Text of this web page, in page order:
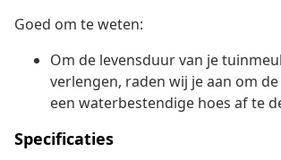
Goed om te weten:
Om de levensduur van je
verlengen, raden wij je aan om
een waterbestendige hoes af te
Specificaties